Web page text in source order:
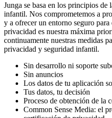
Junga se basa en los principios
infantil. Nos comprometemos a
y a ofrecer un entorno seguro
privacidad es nuestra máxima
continuamente nuestras medidas
privacidad y seguridad infantil.
Sin desarrollo ni soporte
Sin anuncios
Los datos de tu aplicación
Tus datos, tu decisión
Proceso de obtención de la
Common Sense Media: el